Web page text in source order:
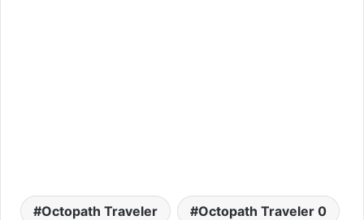
Octopath Traveler Octopath Traveler 0